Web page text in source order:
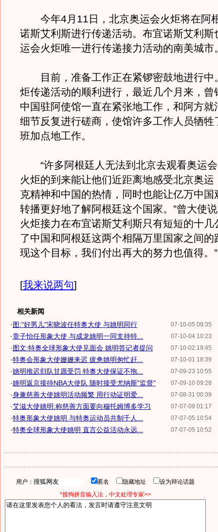
今年4月11日，北京奥运会火炬将在阿
诺斯艾利斯进行传递活动。布宜诺斯艾利斯
运会火炬唯一进行传递接力活动的南美城市
目前，准备工作正在紧锣密鼓地进行中
炬传递活动的顺利进行，最近几个月来，曾
中国驻阿使馆一直在紧张地工作，和阿方就
细节反复进行磋商，使馆许多工作人员牺牲
班加点地工作。
“许多阿根廷人无法到北京去观看奥运会
火炬的到来能让他们近距离地感受北京奥运
克精神和中国的热情，同时也能让亿万中国
转播更好地了解阿根廷这个国家。”曾大使
火炬接力在布宜诺斯艾利斯只有短短的十几
了中国和阿根廷这两个相隔万里国家之间的
现这个目标，我们付出再大的努力也值得。”
[我来说两句]
相关新闻
07-10-05 09:35
·图:"好男儿"宋晓波任特奥大使 与姚明同行
07-10-04 10:23
·章子怡任形象大使 与成龙姚明一同支持特...
07-10-02 19:45
·图文:特奥全球形象大使见面会 姚明答记者提问
07-10-01 18:39
·特奥会形象大使姗姗来迟 疲惫姚明匆忙赶...
07-09-23 10:55
·姚明推迟归队甘愿受罚 特奥大使保证不拖...
07-09-10 09:28
·姚明返京接待NBA大使队 随时接受尤纳斯"监督"
07-08-31 00:39
·身兼慈善大使姚明活动频繁 用行动证明爱...
07-07-09 01:17
·艾滋大使姚明:称慈善方面要向穆托姆博多学习
07-07-05 10:54
·特奥形象大使姚明 与特奥运动员共制千人...
07-07-05 10:52
·特奥全球形象大使姚明 直言公益活动永远...
用户： 匿名 隐藏地址
设为辩论话题
*搜狗拼音输入法，中文处理专家>>